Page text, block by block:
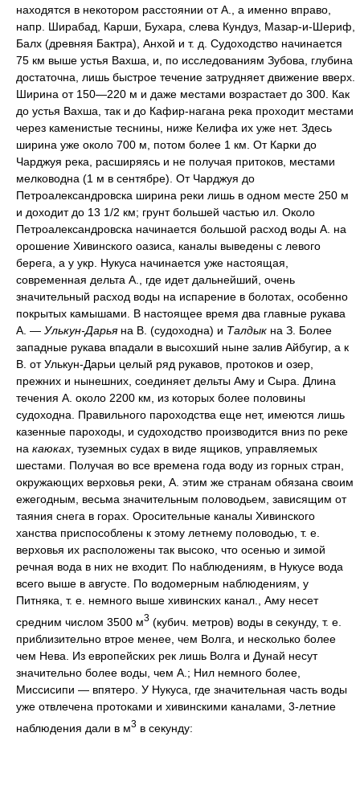
находятся в некотором расстоянии от А., а именно вправо,
напр. Ширабад, Карши, Бухара, слева Кундуз, Мазар-и-Шериф,
Балх (древняя Бактра), Анхой и т. д. Судоходство начинается
75 км выше устья Вахша, и, по исследованиям Зубова, глубина
достаточна, лишь быстрое течение затрудняет движение вверх.
Ширина от 150—220 м и даже местами возрастает до 300. Как
до устья Вахша, так и до Кафир-нагана река проходит местами
через каменистые теснины, ниже Келифа их уже нет. Здесь
ширина уже около 700 м, потом более 1 км. От Карки до
Чарджуя река, расширяясь и не получая притоков, местами
мелководна (1 м в сентябре). От Чарджуя до
Петроалександровска ширина реки лишь в одном месте 250 м
и доходит до 13 1/2 км; грунт большей частью ил. Около
Петроалександровска начинается большой расход воды А. на
орошение Хивинского оазиса, каналы выведены с левого
берега, а у укр. Нукуса начинается уже настоящая,
современная дельта А., где идет дальнейший, очень
значительный расход воды на испарение в болотах, особенно
покрытых камышами. В настоящее время два главные рукава
А. — Улькун-Дарьяна В. (судоходна) и Талдык на З. Более
западные рукава впадали в высохший ныне залив Айбугир, а к
В. от Улькун-Дарьи целый ряд рукавов, протоков и озер,
прежних и нынешних, соединяет дельты Аму и Сыра. Длина
течения А. около 2200 км, из которых более половины
судоходна. Правильного пароходства еще нет, имеются лишь
казенные пароходы, и судоходство производится вниз по реке
на каюках , туземных судах в виде ящиков, управляемых
шестами. Получая во все времена года воду из горных стран,
окружающих верховья реки, А. этим же странам обязана своим
ежегодным, весьма значительным половодьем, зависящим от
таяния снега в горах. Оросительные каналы Хивинского
ханства приспособлены к этому летнему половодью, т. е.
верховья их расположены так высоко, что осенью и зимой
речная вода в них не входит. По наблюдениям, в Нукусе вода
всего выше в августе. По водомерным наблюдениям, у
Питняка, т. е. немного выше хивинских канал., Аму несет
средним числом 3500 м3 (кубич. метров) воды в секунду, т. е.
приблизительно втрое менее, чем Волга, и несколько более
чем Нева. Из европейских рек лишь Волга и Дунай несут
значительно более воды, чем А.; Нил немного более,
Миссисипи — впятеро. У Нукуса, где значительная часть воды
уже отвлечена протоками и хивинскими каналами, 3-летние
наблюдения дали в м3 в секунду: